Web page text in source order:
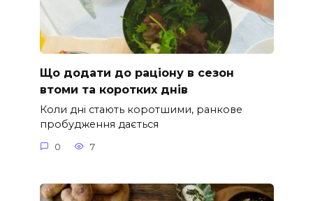
Що додати до раціону в сезон
втоми та коротких днів
Коли дні стають коротшими, ранкове
пробудження дається
0 7